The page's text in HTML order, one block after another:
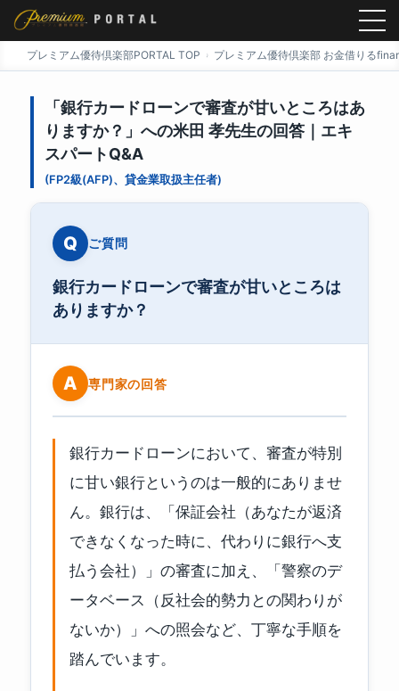
プレミアム優待倶楽部PORTAL TOP プレミアム優待倶楽部 お金借りる
「銀行カードローンで審査が甘いところはあ
りますか？」への米田 孝先生の回答｜エキ
スパートQ&A
(FP2級(AFP)、貸金業取扱主任者)
Q ご質問
銀行カードローンで審査が甘いところは
ありますか？
A 専門家の回答
銀行カードローンにおいて、審査が特別
に甘い銀行というのは一般的にありませ
ん。銀行は、「保証会社（あなたが返済
できなくなった時に、代わりに銀行へ支
払う会社）」の審査に加え、「警察のデ
ータベース（反社会的勢力との関わりが
ないか）」への照会など、丁寧な手順を
踏んでいます。